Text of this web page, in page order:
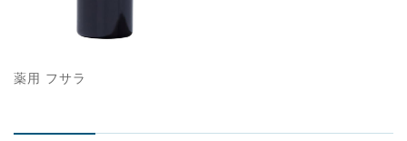
薬用 フサラ